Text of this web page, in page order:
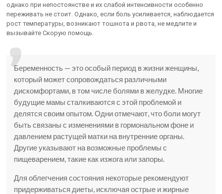
однако при непостоянстве и их слабой интенсивности особенно
переживать не стоит. Однако, если боль усиливается, наблюдается
рост температуры, возникают тошнота и рвота, не медлите и
вызывайте Скорую помощь.
Беременность — это особый период в жизни женщины,
который может сопровождаться различными
дискомфортами, в том числе болями в желудке. Многие
будущие мамы сталкиваются с этой проблемой и
делятся своим опытом. Одни отмечают, что боли могут
быть связаны с изменениями в гормональном фоне и
давлением растущей матки на внутренние органы.
Другие указывают на возможные проблемы с
пищеварением, такие как изжога или запоры.
Для облегчения состояния некоторые рекомендуют
придерживаться диеты, исключая острые и жирные